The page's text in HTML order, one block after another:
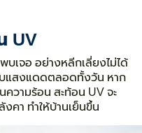
UV
บเจอ อย่างหลีกเลี่ยงไม่ได้
แสงแดดตลอดทั้งวัน หาก
วามร้อน สะท้อน UV จะ
คา ทำให้บ้านเย็นขึ้น